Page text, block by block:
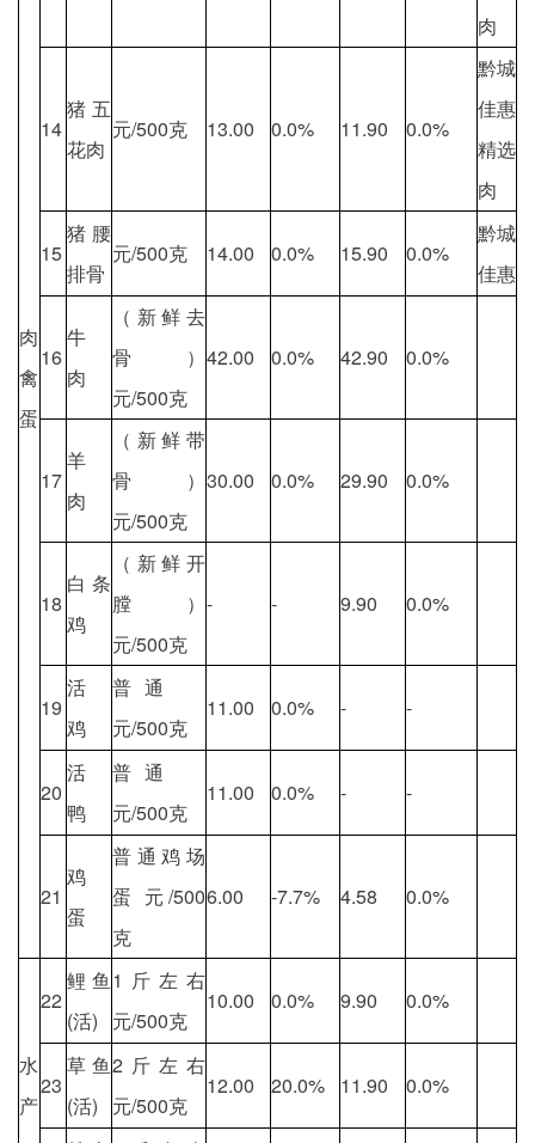
肉
禽
蛋
肉
14
猪五
花肉
元/500克 13.00 0.0% 11.90 0.0%
黔城
佳惠
精选
肉
15
猪腰
排骨
元/500克 14.00 0.0% 15.90 0.0%
黔城
佳惠
16
牛
肉
（新鲜去
骨）
元/500克
42.00 0.0% 42.90 0.0%
17
羊
肉
（新鲜带
骨）
元/500克
30.00 0.0% 29.90 0.0%
18
白条
鸡
（新鲜开
膛）
元/500克
- - 9.90 0.0%
19
活
鸡
普通
元/500克
11.00 0.0% - -
20
活
鸭
普通
元/500克
11.00 0.0% - -
21
鸡
蛋
普通鸡场
蛋 元/500
克
6.00 -7.7% 4.58 0.0%
水
产
22
鲤 鱼
(活)
1斤左右
元/500克
10.00 0.0% 9.90 0.0%
23
草 鱼
(活)
2斤左右
元/500克
12.00 20.0% 11.90 0.0%